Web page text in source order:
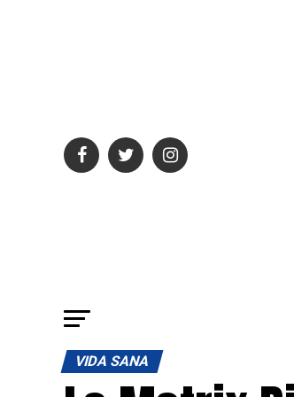
VIDA SANA